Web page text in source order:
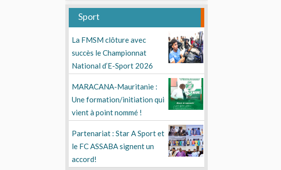
Sport
La FMSM clôture avec
succès le Championnat
National d’E-Sport 2026
MARACANA-Mauritanie :
Une formation/initiation qui
vient à point nommé !
Partenariat : Star A Sport et
le FC ASSABA signent un
accord!